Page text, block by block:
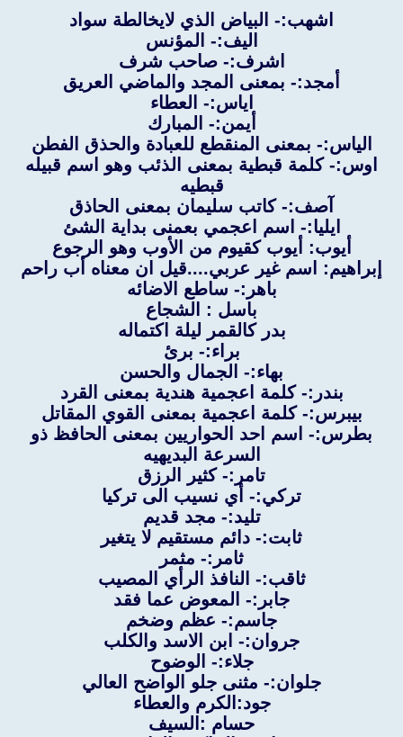
اشهب:- البياض الذي لايخالطة سواد
اليف:- المؤنس
اشرف:- صاحب شرف
أمجد:- بمعنى المجد والماضي العريق
اياس:- العطاء
أيمن:- المبارك
الياس:- بمعنى المنقطع للعبادة والحذق الفطن
اوس:- كلمة قبطية بمعنى الذئب وهو اسم قبيله
قبطيه
آصف:- كاتب سليمان بمعنى الحاذق
ايليا:- اسم اعجمي بعمنى بداية الشئ
أيوب: أيوب كقيوم من الأوب وهو الرجوع
إبراهيم: اسم غير عربي....قيل ان معناه أب راحم
باهر:- ساطع الاضائه
باسل : الشجاع
بدر كالقمر ليلة اكتماله
براء:- برئ
بهاء:- الجمال والحسن
بندر:- كلمة اعجمية هندية بمعنى القرد
بيبرس:- كلمة اعجمية بمعنى القوي المقاتل
بطرس:- اسم احد الحواريين بمعنى الحافظ ذو
السرعة البديهيه
تامر:- كثير الرزق
تركي:- أي نسيب الى تركيا
تليد:- مجد قديم
ثابت:- دائم مستقيم لا يتغير
ثامر:- مثمر
ثاقب:- النافذ الرأي المصيب
جابر:- المعوض عما فقد
جاسم:- عظم وضخم
جروان:- ابن الاسد والكلب
جلاء:- الوضوح
جلوان:- مثنى جلو الواضح العالي
جود:الكرم والعطاء
حسام :السيف